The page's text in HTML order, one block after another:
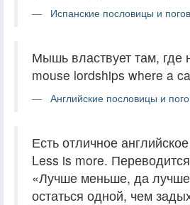
Испанские пословицы и
Мышь властвует там, где
mouse lordships where a
Английские пословицы и
Есть отличное
Less is more.
«Лучше меньше, да
остаться одной, чем